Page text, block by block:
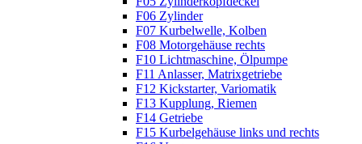
F06 Zylinder
F07 Kurbelwelle, Kolben
F08 Motorgehäuse rechts
F10 Lichtmaschine, Ölpumpe
F11 Anlasser, Matrixgetriebe
F12 Kickstarter, Variomatik
F13 Kupplung, Riemen
F14 Getriebe
F15 Kurbelgehäuse links und rechts